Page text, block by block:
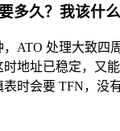
多久？我该什么
ATO 处理大致四
地址已稳定，又能
时会要 TFN，没